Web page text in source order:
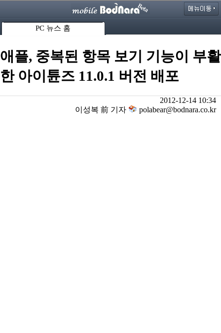
PC 뉴스 홈
애플, 중복된 항목 보기 기능이 부활
한 아이튠즈 11.0.1 버전 배포
2012-12-14 10:34
이성복 前 기자
polabear@bodnara.co.kr